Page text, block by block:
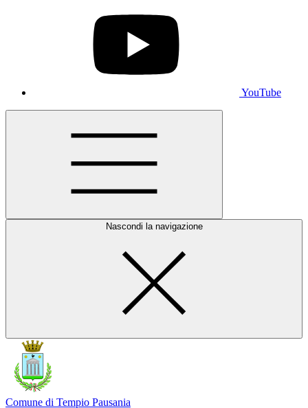
YouTube
Nascondi la navigazione
Comune di Tempio Pausania